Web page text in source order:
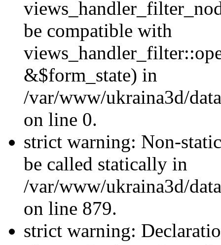
be compatible with
&$form_state) in
/var/www/ukraina3d/
on line 0.
strict warning: Non-
be called statically in
/var/www/ukraina3d/
on line 879.
strict warning: